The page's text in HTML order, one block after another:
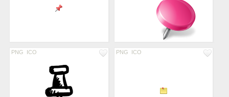
PNG ICO PNG ICO